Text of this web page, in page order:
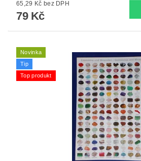
65,29 Kč bez DPH
79 Kč
Novinka
Tip
Top produkt